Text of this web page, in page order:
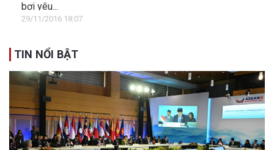
bơi yêu...
29/11/2016 18:07
TIN NỔI BẬT